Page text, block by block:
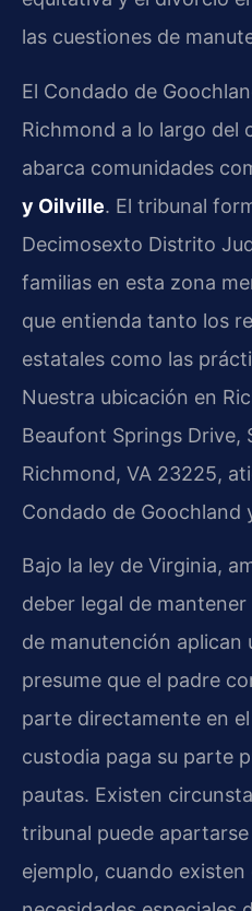
las cuestiones de
El Condado de
Richmond a lo largo del
abarca comunidades
y Oilville. El tribunal
Decimosexto Distrito
familias en esta zona
que entienda tanto los
estatales como las
Nuestra ubicación en
Beaufont Springs Drive,
Richmond, VA 23225,
Condado de Goochland
Bajo la ley de Virginia,
deber legal de
de manutención aplican
presume que el padre
parte directamente en
custodia paga su parte
pautas. Existen
tribunal puede
ejemplo, cuando